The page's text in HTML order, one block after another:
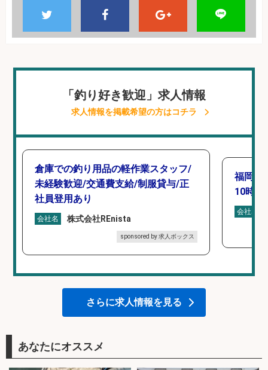
「釣り好き歓迎」求人情報
求人情報を掲載希望の方はコチラ
倉庫での釣り用品の軽作業スタッフ/
未経験歓迎/交通費支給/制服貸与/正
社員登用あり
会社名 株式会社REnista
sponsored by 求人ボックス
福岡「
10時間
会社名
さらに求人情報を見る
あなたにオススメ